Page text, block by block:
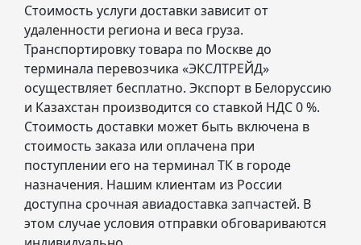
Стоимость услуги доставки зависит от
удаленности региона и веса груза.
Транспортировку товара по Москве до
терминала перевозчика «ЭКСЛТРЕЙД»
осуществляет бесплатно. Экспорт в Белоруссию
и Казахстан производится со ставкой НДС 0 %.
Стоимость доставки может быть включена в
стоимость заказа или оплачена при
поступлении его на терминал ТК в городе
назначения. Нашим клиентам из России
доступна срочная авиадоставка запчастей. В
этом случае условия отправки обговариваются